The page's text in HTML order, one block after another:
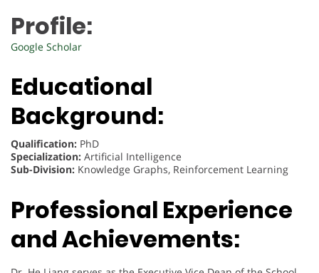
Profile:
Google Scholar
Educational
Background:
Qualification: PhD
Specialization: Artificial Intelligence
Sub-Division: Knowledge Graphs, Reinforcement Learning
Professional Experience
and Achievements: